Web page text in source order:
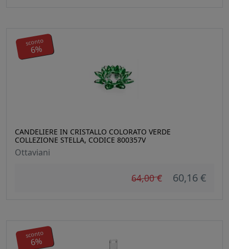
CANDELIERE IN CRISTALLO COLORATO VERDE
COLLEZIONE STELLA, CODICE 800357V
Ottaviani
64,00 € 60,16 €
sconto
6%
sconto
6%